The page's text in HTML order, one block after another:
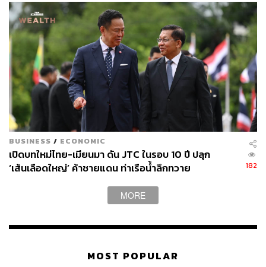
BUSINESS / ECONOMIC
เปิดบทใหม่ไทย-เมียนมา ดัน JTC ในรอบ 10 ปี ปลุก
‘เส้นเลือดใหญ่’ ค้าชายแดน ท่าเรือน้ำลึกทวาย
182
MORE
MOST POPULAR